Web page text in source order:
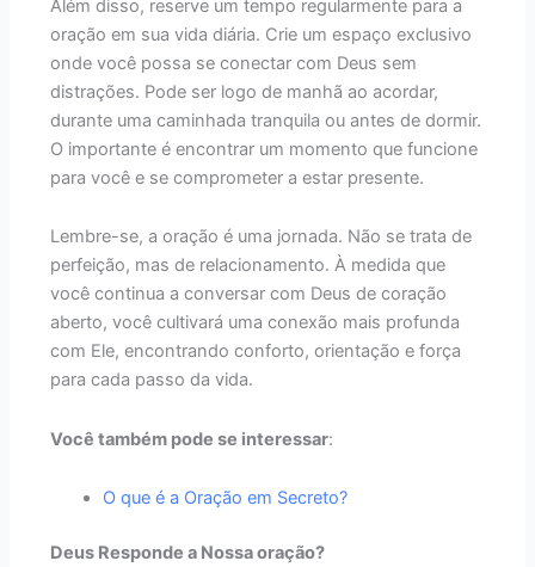
Além disso, reserve um tempo regularmente para a
oração em sua vida diária. Crie um espaço exclusivo
onde você possa se conectar com Deus sem
distrações. Pode ser logo de manhã ao acordar,
durante uma caminhada tranquila ou antes de dormir.
O importante é encontrar um momento que funcione
para você e se comprometer a estar presente.
Lembre-se, a oração é uma jornada. Não se trata de
perfeição, mas de relacionamento. À medida que
você continua a conversar com Deus de coração
aberto, você cultivará uma conexão mais profunda
com Ele, encontrando conforto, orientação e força
para cada passo da vida.
Você também pode se interessar:
O que é a Oração em Secreto?
Deus Responde a Nossa oração?